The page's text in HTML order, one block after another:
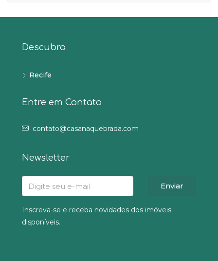
Descubra
Recife
Entre em Contato
contato@casanaquebrada.com
Newsletter
Enviar
Inscreva-se e receba novidades dos imóveis
disponíveis.